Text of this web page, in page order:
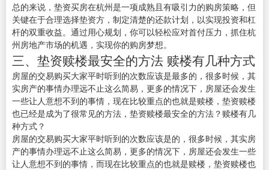
总的来说，垫资买房在杭州是一项成熟且有吸引力的购房策略，但
关键在于合理选择垫资方，制定清楚的还款计划，以实现投资和杠
杆的双重收益。通过用心规划，你可以轻松应对首付压力，抓住杭
州房地产市场的机遇，实现你的购房梦想。
三、垫资赎楼最安全的方法 赎楼有几种方式
房屋的交易购买大家平时听到的次数应该是最多的，很多时候，其
实房产的事情办理远不止这么简易，更多的情况下，房屋还会发生
一些让人意想不到的事情，现在比较重点的也就是赎楼，垫资赎楼
也已经是成为了很常见的方法，垫资赎楼最安全的方法？赎楼有几
种方式？
房屋的交易购买大家平时听到的次数应该是的，很多时候，其实房
产的事情办理远不止这么简易，更多的情况下，房屋还会发生一些
让人意想不到的事情，而现在比较重点的也就是赎楼，垫资赎楼也